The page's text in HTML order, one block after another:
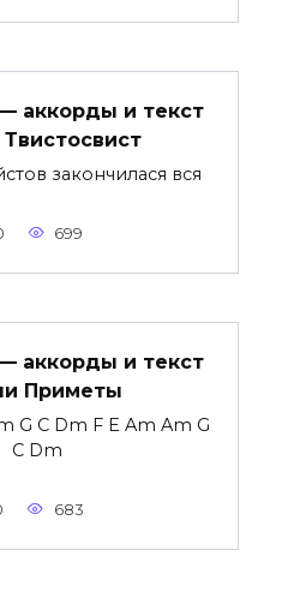
аккорды и текст
закончилася вся
699
аккорды и текст
Приметы
G C Dm F E Am Am G
C Dm
683